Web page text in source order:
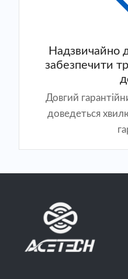
Надзвичайно
забезпечити
Довгий
доведеться